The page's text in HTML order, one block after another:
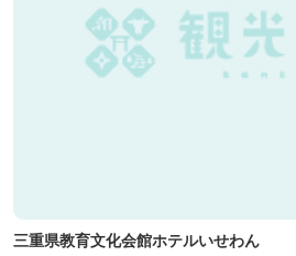
三重県教育文化会館ホテルいせわん